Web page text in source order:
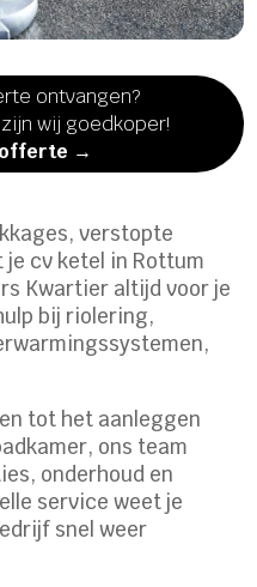
ontvangen?
wij goedkoper!
→
verstopte
cv ketel in Rottum
Kwartier altijd voor je
bij riolering,
tot het aanleggen
ons team
onderhoud en
service weet je
snel weer